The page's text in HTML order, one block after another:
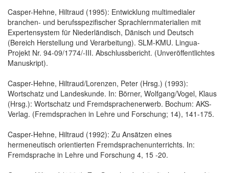
Casper-Hehne, Hiltraud (1995): Entwicklung multimedialer
branchen- und berufsspezifischer Sprachlernmaterialien mit
Expertensystem für Niederländisch, Dänisch und Deutsch
(Bereich Herstellung und Verarbeitung). SLM-KMU. Lingua-
Projekt Nr. 94-09/1774/-III. Abschlussbericht. (Unveröffentlichtes
Manuskript).
Casper-Hehne, Hiltraud/Lorenzen, Peter (Hrsg.) (1993):
Wortschatz und Landeskunde. In: Börner, Wolfgang/Vogel, Klaus
(Hrsg.): Wortschatz und Fremdsprachenerwerb. Bochum: AKS-
Verlag. (Fremdsprachen in Lehre und Forschung; 14), 141-175.
Casper-Hehne, Hiltraud (1992): Zu Ansätzen eines
hermeneutisch orientierten Fremdsprachenunterrichts. In:
Fremdsprache in Lehre und Forschung 4, 15 -20.